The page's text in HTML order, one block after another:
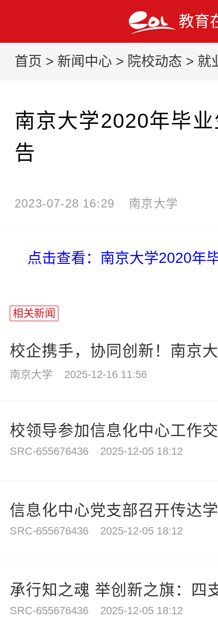
教育
首页 > 新闻中心 > 院校动态 > 就
南京大学2020年毕
告
2023-07-28 16:29 南京大学
点击查看：南京大学2020年
相关新闻
校企携手，协同创新！南京
南京大学 2025-12-16 11:56
校领导参加信息化中心工作
SRC-655676436 2025-12-05 18:12
信息化中心党支部召开传达
SRC-655676436 2025-12-05 18:12
承行知之魂 举创新之旗：四
SRC-655676436 2025-12-05 18:12